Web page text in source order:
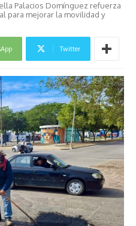
Palacios Domínguez refuerza
para mejorar la movilidad y
Twitter